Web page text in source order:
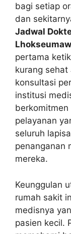
bagi setiap
dan
Jadwal
pertama
kurang
konsultasi
institusi
pelayanan
seluruh
penanganan
mereka.
Keunggulan
rumah sakit
medisnya
pasien kecil.